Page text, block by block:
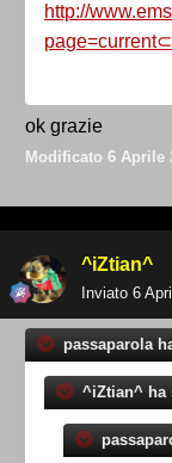
http://
ok grazie
Modificato 6 Aprile
^iZtian^
Inviato 6
passaparola
^iZtian^ ha